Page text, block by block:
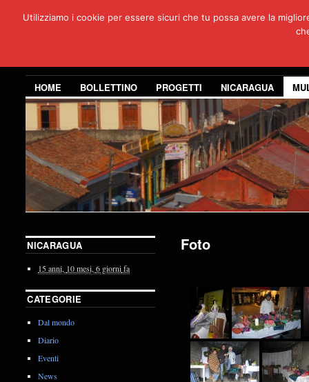
HOME BOLLETTINO PROGETTI NICARAGUA
Foto
NICARAGUA
15 anni, 10 mesi, 6 giornifa
CATEGORIE
Dal mondo
Diario
Eventi
News
Utilizziamo i cookie per essere sicuri che tu possa avere la